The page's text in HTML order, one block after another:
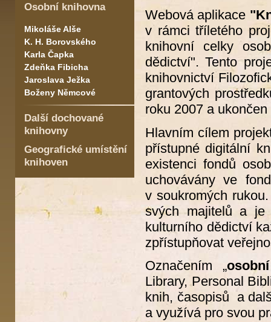
Osobní knihovna
Mikoláše Alše
K. H. Borovského
Karla Čapka
Zdeňka Fibicha
Jaroslava Ježka
Boženy Němcové
Další dochované
knihovny
Geografické umístění
knihoven
Webová aplikace
v rámci tříletého
knihovní celky
dědictví". Tento
knihovnictví
grantových
roku 2007 a
Hlavním cílem
přístupné digitální
existenci fondů
uchovávány ve
v soukromých
svých majitelů a je
kulturního dědictví
zpřístupňovat
Označením „
Library, Personal
knih, časopisů a
a využívá pro svou